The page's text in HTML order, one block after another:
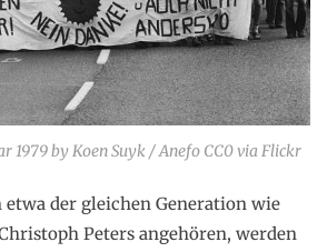
1979 by Koen Suyk / Anefo CC0 via Flickr
der gleichen Generation wie
Peters angehören, werden